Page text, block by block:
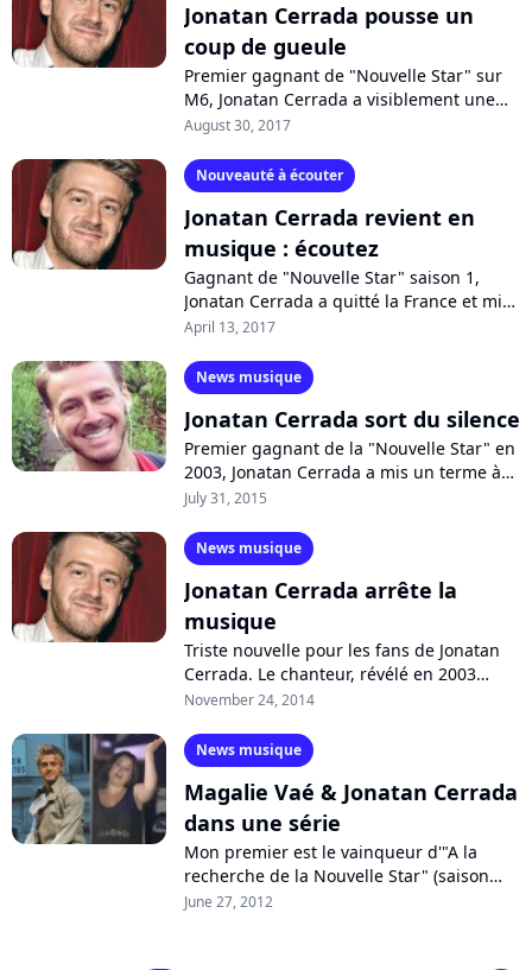
Jonatan Cerrada pousse un
coup de gueule
Premier gagnant de "Nouvelle Star" sur
M6, Jonatan Cerrada a visiblement une
dent contre la chaîne qui l'a révélé. Invité
August 30, 2017
Nouveauté à écouter
Jonatan Cerrada revient en
musique : écoutez
Gagnant de "Nouvelle Star" saison 1,
Jonatan Cerrada a quitté la France et mis
un terme à sa carrière musicale après la
April 13, 2017
News musique
Jonatan Cerrada sort du silence
Premier gagnant de la "Nouvelle Star" en
2003, Jonatan Cerrada a mis un terme à
sa carrière après le tragique décès de
July 31, 2015
News musique
Jona­tan Cerrada arrête la
musique
Triste nouvelle pour les fans de Jonatan
Cerrada. Le chanteur, révélé en 2003
grâce à sa victoire dans la 1ère saison du
November 24, 2014
News musique
Magalie Vaé & Jonatan Cerrada
dans une série
Mon premier est le vainqueur d'"A la
recherche de la Nouvelle Star" (saison
2003), mon second a gagné la "Star
June 27, 2012